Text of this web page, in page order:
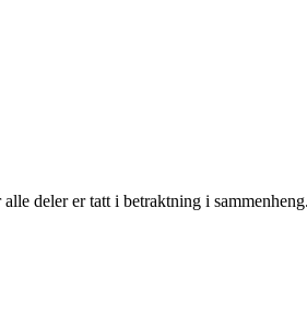
deler er tatt i betraktning i